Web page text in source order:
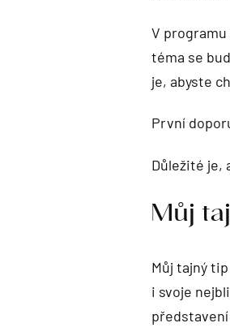
V
téma se
je, abyste
První
Důležité je,
Můj
Můj tajný
i svoje